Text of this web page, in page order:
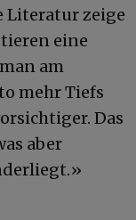
Literatur zeige
eine
am
mehr Tiefs
Das
aber